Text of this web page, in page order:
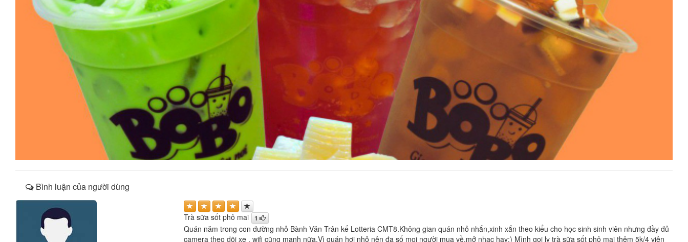
Bình luận của người dùng
Trà sữa sốt phô mai 1
Quán năm trong con đường nhỏ Bành Văn Trân kế Lotteria CMT8.Không gian quán nhỏ nhắn,xinh xắn theo kiểu cho học sinh sinh viên nhưng đầy đủ
camera theo dõi xe , wifi cũng mạnh nữa.Vì quán hơi nhỏ nên đa số mọi người mua về,mở nhạc hay:) Mình gọi ly trà sữa sốt phô mai thêm 5k/4 viên